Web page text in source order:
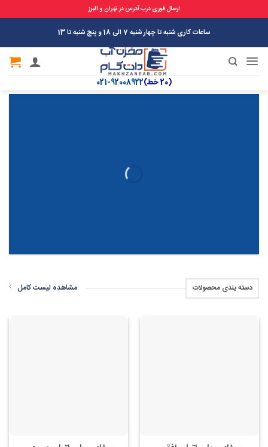
ارسال فوری درب آدرس در تهران و البرز
to
content
ساعات کاری شنبه تا چهار شنبه 7 الی 18 و پنج شنبه تا 13
(20 خط) 92008922-021
دسته بندی محصولات مشاهده لیست کامل